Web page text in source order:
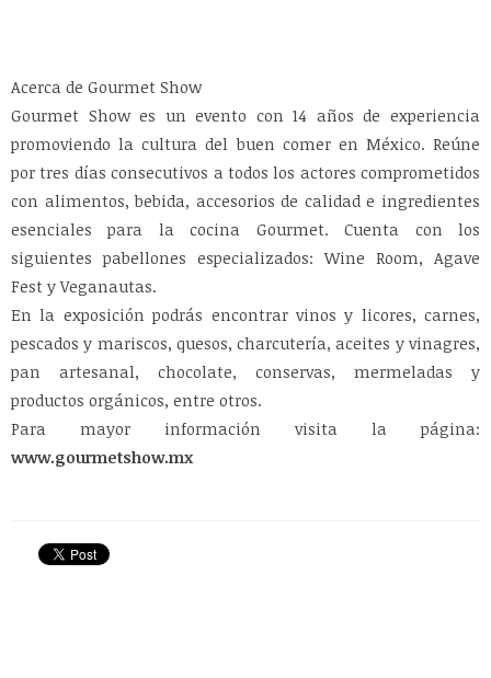
Acerca de Gourmet Show
Gourmet Show es un evento con 14 años de experiencia
promoviendo la cultura del buen comer en México. Reúne
por tres días consecutivos a todos los actores comprometidos
con alimentos, bebida, accesorios de calidad e ingredientes
esenciales para la cocina Gourmet. Cuenta con los
siguientes pabellones especializados: Wine Room, Agave
Fest y Veganautas.
En la exposición podrás encontrar vinos y licores, carnes,
pescados y mariscos, quesos, charcutería, aceites y vinagres,
pan artesanal, chocolate, conservas, mermeladas y
productos orgánicos, entre otros.
Para mayor información visita la página:
www.gourmetshow.mx